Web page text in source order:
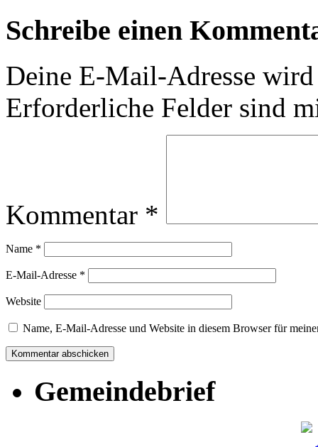
Schreibe einen
Deine E-Mail-Adresse
Erforderliche Felder sind
Kommentar *
Name *
E-Mail-Adresse *
Website
Name, E-Mail-Adresse und Website in diesem Browser für
Gemeindebrief